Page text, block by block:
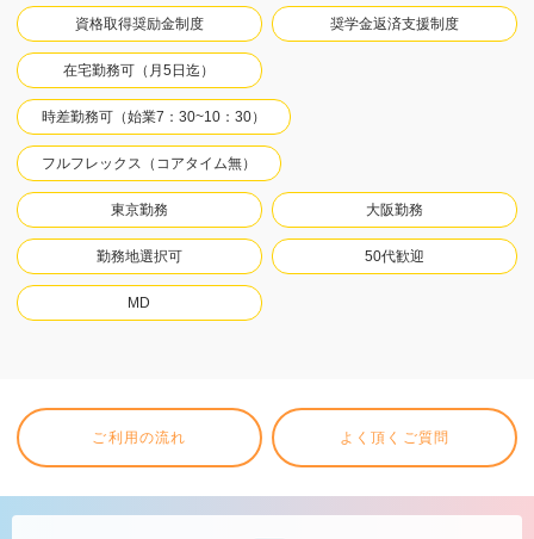
資格取得奨励金制度 奨学金返済支援制度
在宅勤務可（月5日迄）
時差勤務可（始業7：30~10：30）
フルフレックス（コアタイム無）
東京勤務 大阪勤務
勤務地選択可 50代歓迎
MD
ご利用の流れ よく頂くご質問